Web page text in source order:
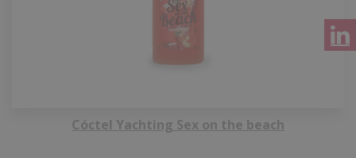
Cóctel Yachting Sex on the beach